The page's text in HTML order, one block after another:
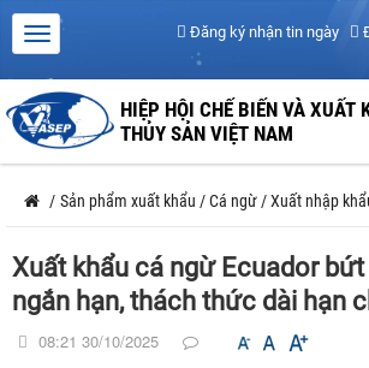
Đăng ký nhận tin ngày
HIỆP HỘI CHẾ BIẾN VÀ XUẤT
THỦY SẢN VIỆT NAM
/ Sản phẩm xuất khẩu /Cá ngừ /Xuất nhập
Xuất khẩu cá ngừ Ecuador
ngắn hạn, thách thức dài hạn
08:21 30/10/2025